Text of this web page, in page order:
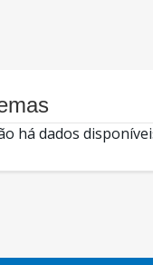
há dados